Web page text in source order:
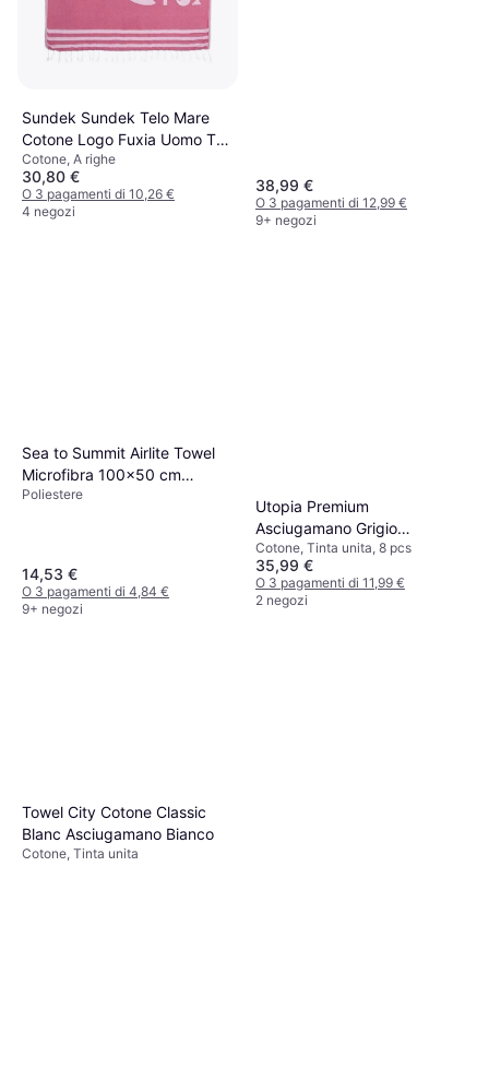
Sundek Sundek Telo Mare
Cotone Logo Fuxia Uomo TU
Asciugamano Blu, Rosa,
Multicolore
Cotone, A righe
30,80 €
O 3 pagamenti di 10,26 €
4 negozi
38,99 €
O 3 pagamenti di 12,99 €
9+ negozi
Sea to Summit Airlite Towel
Microfibra 100x50 cm
Asciugamano Grigio
Poliestere
14,53 €
O 3 pagamenti di 4,84 €
9+ negozi
Utopia Premium
Asciugamano Grigio
(137x69cm)
Cotone, Tinta unita, 8 pcs
35,99 €
O 3 pagamenti di 11,99 €
2 negozi
Towel City Cotone Classic
Blanc Asciugamano Bianco
Cotone, Tinta unita